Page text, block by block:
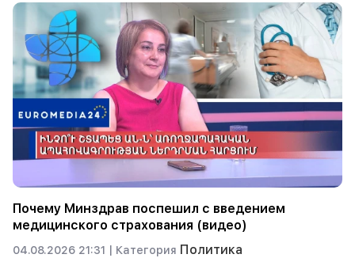
Почему Минздрав поспешил с введением
медицинского страхования (видео)
04.08.2026 21:31 | Категория Политика